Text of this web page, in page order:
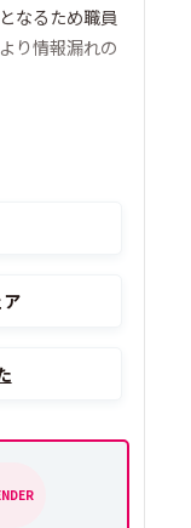
なるため職員
り情報漏れの
ア